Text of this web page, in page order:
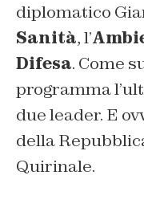
diplomatico
Sanità, l’
Difesa. Come
programma
due leader. E
della
Quirinale.